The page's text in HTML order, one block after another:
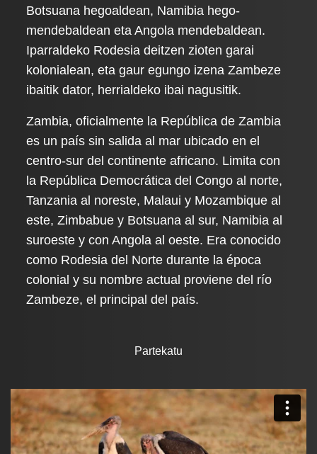
Botsuana hegoaldean, Namibia hego-
mendebaldean eta Angola mendebaldean.
Iparraldeko Rodesia deitzen zioten garai
kolonialean, eta gaur egungo izena Zambeze
ibaitik dator, herrialdeko ibai nagusitik.
Zambia, oficialmente la República de Zambia
es un país sin salida al mar ubicado en el
centro-sur del continente africano. Limita con
la República Democrática del Congo al norte,
Tanzania al noreste, Malaui y Mozambique al
este, Zimbabue y Botsuana al sur, Namibia al
suroeste y con Angola al oeste. Era conocido
como Rodesia del Norte durante la época
colonial y su nombre actual proviene del río
Zambeze, el principal del país.
Partekatu